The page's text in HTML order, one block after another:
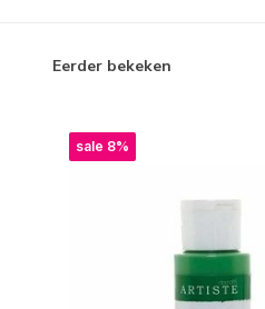
Eerder bekeken
sale 8%